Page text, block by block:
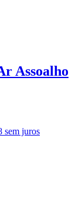
Assoalho
sem juros